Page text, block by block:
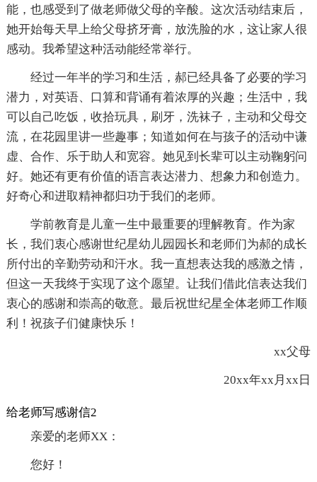
能，也感受到了做老师做父母的辛酸。这次活动结束后，
她开始每天早上给父母挤牙膏，放洗脸的水，这让家人很
感动。我希望这种活动能经常举行。
经过一年半的学习和生活，郝已经具备了必要的学习
潜力，对英语、口算和背诵有着浓厚的兴趣；生活中，我
可以自己吃饭，收拾玩具，刷牙，洗袜子，主动和父母交
流，在花园里讲一些趣事；知道如何在与孩子的活动中谦
虚、合作、乐于助人和宽容。她见到长辈可以主动鞠躬问
好。她还有更有价值的语言表达潜力、想象力和创造力。
好奇心和进取精神都归功于我们的老师。
学前教育是儿童一生中最重要的理解教育。作为家
长，我们衷心感谢世纪星幼儿园园长和老师们为郝的成长
所付出的辛勤劳动和汗水。我一直想表达我的感激之情，
但这一天我终于实现了这个愿望。让我们借此信表达我们
衷心的感谢和崇高的敬意。最后祝世纪星全体老师工作顺
利！祝孩子们健康快乐！
xx父母
20xx年xx月xx日
给老师写感谢信2
亲爱的老师XX：
您好！